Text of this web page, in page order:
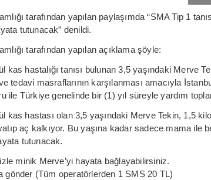
tarafından yapılan paylaşımda “SMA Tip 1
tutunacak” denildi.
tarafından yapılan açıklama şöyle:
kas hastalığı tanısı bulunan 3,5 yaşındaki Merve
ve tedavi masraflarının karşılanması amacıyla
ile Türkiye genelinde bir (1) yıl süreyle yardım
kas hastası olan 3,5 yaşındaki Merve Tekin, 1,5
aç kalkıyor. Bu yaşına kadar sadece mama ile
tutunacak.
minik Merve’yi hayata bağlayabilirsiniz.
gönder (Tüm operatörlerden 1 SMS 20 TL)